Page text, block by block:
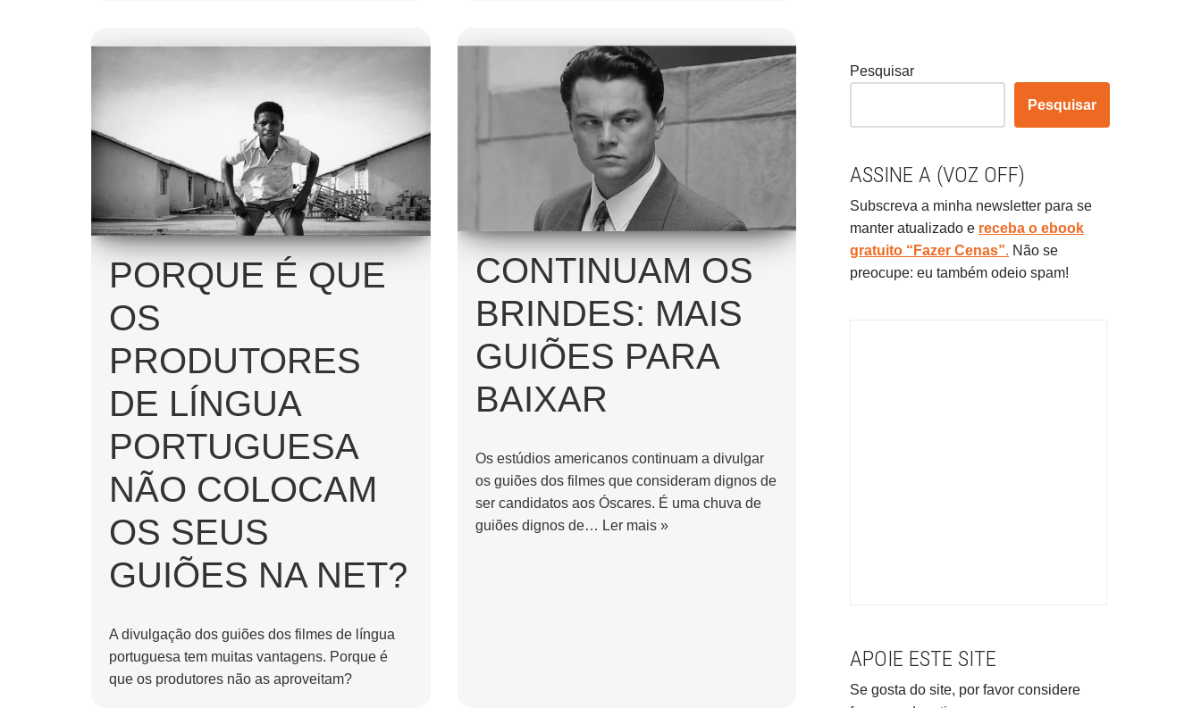
PORQUE É QUE
OS
PRODUTORES
DE LÍNGUA
PORTUGUESA
NÃO COLOCAM
OS SEUS
GUIÕES NA NET?
A divulgação dos guiões dos filmes de língua
portuguesa tem muitas vantagens. Porque é
que os produtores não as aproveitam?
CONTINUAM OS
BRINDES: MAIS
GUIÕES PARA
BAIXAR
Os estúdios americanos continuam a divulgar
os guiões dos filmes que consideram dignos de
ser candidatos aos Óscares. É uma chuva de
guiões dignos de… Ler mais »
Pesquisar
Pesquisar
ASSINE A (VOZ OFF)
Subscreva a minha newsletter para se
manter atualizado e receba o ebook
gratuito “Fazer Cenas”. Não se
preocupe: eu também odeio spam!
APOIE ESTE SITE
Se gosta do site, por favor considere